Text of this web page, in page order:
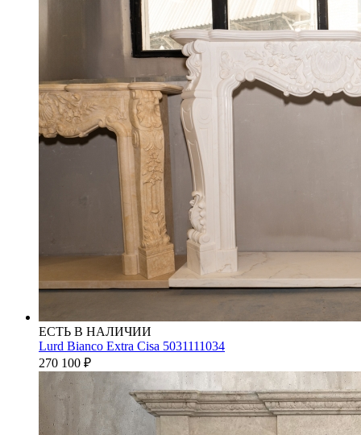
ЕСТЬ В НАЛИЧИИ
Lurd Bianco Extra Cisa 5031111034
270 100 ₽